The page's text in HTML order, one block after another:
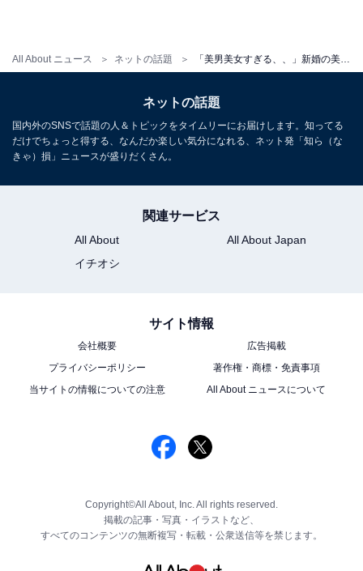
All About ニュース ネットの話題
ネットの話題
国内外のSNSで話題の人＆トピックをタイムリーにお届けします。知ってる
だけでちょっと得する、なんだか楽しい気分になれる、ネット発「知ら（な
きゃ）損」ニュースが盛りだくさん。
関連サービス
All About
All About Japan
イチオシ
サイト情報
会社概要
広告掲載
プライバシーポリシー
著作権・商標・免責事項
当サイトの情報についての注意
All About ニュースについて
Copyright©All About, Inc. All rights reserved.
掲載の記事・写真・イラストなど、
すべてのコンテンツの無断複写・転載・公衆送信等を禁じます。